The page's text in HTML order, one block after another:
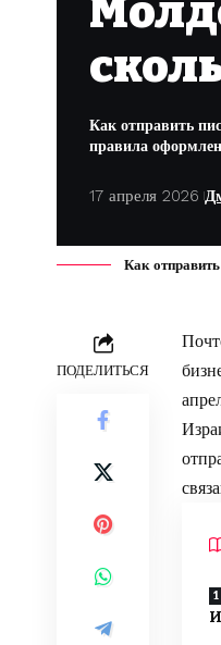
Как отправить
правила
17 апреля 2026
Как
ПОДЕЛИТЬСЯ